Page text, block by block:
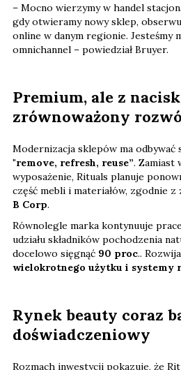
– Mocno wierzymy w handel
gdy otwieramy nowy sklep,
online w danym regionie. Jesteśmy
omnichannel – powiedział Bruyer.
Premium, ale z
zrównoważony
Modernizacja sklepów ma odbywać
"remove, refresh, reuse”. Zamiast
wyposażenie, Rituals planuje
część mebli i materiałów, zgodnie z
B Corp.
Równolegle marka kontynuuje
udziału składników pochodzenia
docelowo sięgnąć 90 proc..
wielokrotnego użytku i systemy
Rynek beauty coraz
doświadczeniowy
Rozmach inwestycji pokazuje, że